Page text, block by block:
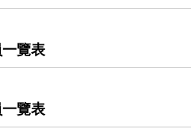
覽表
覽表